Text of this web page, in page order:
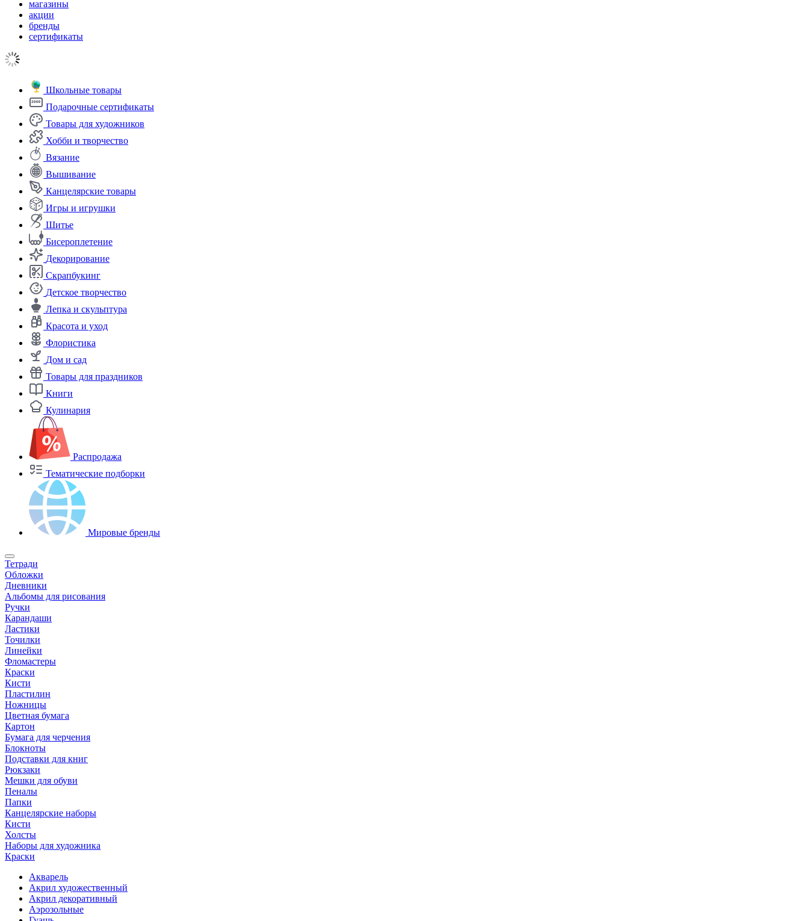
магазины
акции
бренды
сертификаты
Школьные товары
Подарочные сертификаты
Товары для художников
Хобби и творчество
Вязание
Вышивание
Канцелярские товары
Игры и игрушки
Шитье
Бисероплетение
Декорирование
Скрапбукинг
Детское творчество
Лепка и скульптура
Красота и уход
Флористика
Дом и сад
Товары для праздников
Книги
Кулинария
Распродажа
Тематические подборки
Мировые бренды
Тетради
Обложки
Дневники
Альбомы для рисования
Ручки
Карандаши
Ластики
Точилки
Линейки
Фломастеры
Краски
Кисти
Пластилин
Ножницы
Цветная бумага
Картон
Бумага для черчения
Блокноты
Подставки для книг
Рюкзаки
Мешки для обуви
Пеналы
Папки
Канцелярские наборы
Кисти
Холсты
Наборы для художника
Краски
Акварель
Акрил художественный
Акрил декоративный
Аэрозольные